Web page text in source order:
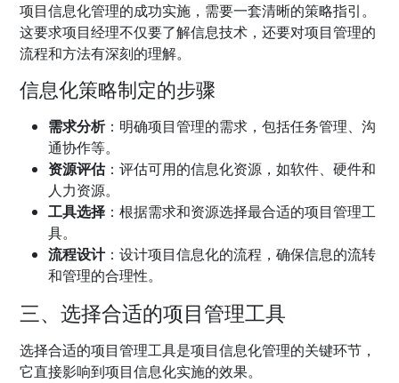
项目信息化管理的成功实施，需要一套清晰的策略指引。
这要求项目经理不仅要了解信息技术，还要对项目管理的
流程和方法有深刻的理解。
信息化策略制定的步骤
需求分析：明确项目管理的需求，包括任务管理、沟
通协作等。
资源评估：评估可用的信息化资源，如软件、硬件和
人力资源。
工具选择 ：根据需求和资源选择最合适的项目管理工
具。
流程设计：设计项目信息化的流程，确保信息的流转
和管理的合理性。
三、选择合适的项目管理工具
选择合适的项目管理工具是项目信息化管理的关键环节，
它直接影响到项目信息化实施的效果。